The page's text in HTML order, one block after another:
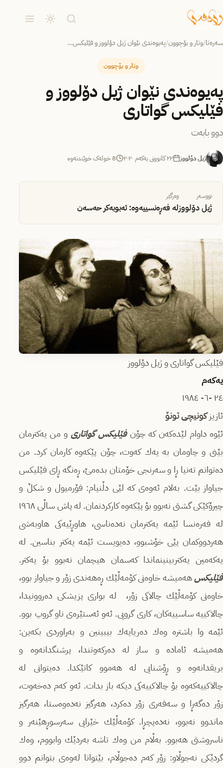
سەرەتا/وتار و بۆچوون/
وتار و بۆچوون
‎پەیوەندی نێوان ژیل دۆلووز و
فێلیكس گواتاری
ژیل دۆلووز ٢٢ کانوونی یەکەم ٢٠٢٠ 8 خولەک خوێندنەوە
نووسەر
ژیل دۆلووز
وەرگێر
‎لە فەڕەنسییەوە: ئەبوبەکر حەسەن
فێلیکس گواتاری و ژیل دۆلووز
یەكەم
‎٢٤ -٦- ١٩٨٤
كونیچی ئونۆ
فێلیكس گواتاریو من یەكترمان
بێنی و چاومان بە یەك كەوت، چۆن پێكەوە كارمان كرد. من
دەتوانم تەنیا ڕا و سەرنجی خۆمتان بدەمێ، ڕەنگە ڕای فێلیكس
جیاواز بێت. بەلام ئەوەی كە لێی دڵنیام: فۆرمیول و شكڵ و
چیرۆكێكی گشتی نەبوو بۆ پێكەوە كاركردنمان. لە پاش ساڵی ١٩٦٨
لە فەرەنسا ئێمە یەكترمان نەدەناسی، هاوڕێیەكی هاوبەشی
هەردووكمان پێی خۆشبوو، دەیویست ئێمە یەكتر بناسین. لە
یەكەمین یەكتربینینماندا كەسمان هیچمان نەبوو بۆ یەكتر.
فێلیكسهەمیشە خاوەنی كۆمەڵێك ڕەهەندی زۆر و جیاواز بوو،
خاوەنی كۆمەڵێك چالاكی زۆر، له بواری پزیشكی دەروونیدا،
چالاكییە ساسییەكان، كاری گروپی. ئەو ئەستێرەی ناو گروپ بوو.
ئێمە وا باشترە وەك دەریایەك بیبینین و بەراوردی بكەین:
هەمیشە ئامادە و ساز لە دەركەوتندا، پرشنگدانەوە و
بریقدانەوە و ڕۆشنایی لە هەموو كاتێكدا. دەیتوانی لە
چالاكییەكەوە بۆ چالاكییەكی دیكە باز بدات. ئەو كەم دەخەوت،
زۆر دەگەڕا و سەفەری زۆر دەكرد، هەرگیز نەدەوەستا، هەرگیز
ماندوو نەبوو، نەدەپچڕا. كۆمەڵێك خێرایی سەرسوڕهێنەر و
ناسروشتی هەبوو. بەڵام من وەك تاشە بەردێك وابووم، وەك
گردێكی نەجوڵاو: زۆر كەم دەجوڵام، بێتوانا لەوەی بتوانم دوو